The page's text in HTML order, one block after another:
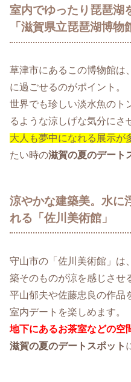
室内でゆったり琵琶湖
「滋賀県立琵琶湖博物
草津市にあるこの博物館は
に過ごせるのがポイント。
世界でも珍しい淡水魚のト
るような涼しげな気分にさ
大人も夢中になれる展示が
たい時の滋賀の夏のデート
涼やかな建築美。水に
れる「佐川美術館」
守山市の「佐川美術館」は
築そのものが涼を感じさせ
平山郁夫や佐藤忠良の作品
室内デートを楽しめます。
地下にあるお茶室などの空
滋賀の夏のデートスポット